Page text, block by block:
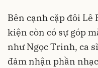
Bên cạnh cặp đôi Lê
kiện còn có sự góp
như Ngọc Trinh, ca
đảm nhận phần